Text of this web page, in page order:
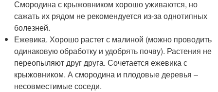
Смородина с крыжовником хорошо уживаются, но
сажать их рядом не рекомендуется из-за однотипных
болезней.
Ежевика. Хорошо растет с малиной (можно проводить
одинаковую обработку и удобрять почву). Растения не
переопыляют друг друга. Сочетается ежевика с
крыжовником. А смородина и плодовые деревья –
несовместимые соседи.